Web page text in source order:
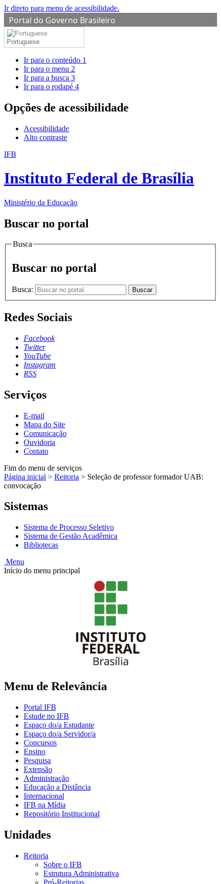
Ir direto para menu de acessibilidade.
Portal do Governo Brasileiro
Portuguese
Ir para o conteúdo 1
Ir para o menu 2
Ir para a busca 3
Ir para o rodapé 4
Opções de acessibilidade
Acessibilidade
Alto contraste
IFB
Instituto Federal de Brasília
Ministério da Educação
Buscar no portal
Busca
Buscar no portal
Busca: Buscar
Redes Sociais
Facebook
Twitter
YouTube
Instagram
RSS
Serviços
E-mail
Mapa do Site
Comunicação
Ouvidoria
Contato
Fim do menu de serviços
Página inicial > Reitoria > Seleção de professor formador UAB:
convocação
Sistemas
Sistema de Processo Seletivo
Sistema de Gestão Acadêmica
Bibliotecas
Menu
Início do menu principal
Menu de Relevância
Portal IFB
Estude no IFB
Espaço do/a Estudante
Espaço do/a Servidor/a
Concursos
Ensino
Pesquisa
Extensão
Administração
Educação a Distância
Internacional
IFB na Mídia
Repositório Institucional
Unidades
Reitoria
Sobre o IFB
Estrutura Administrativa
Pró-Reitorias